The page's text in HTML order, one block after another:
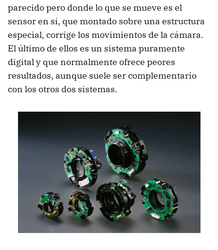
parecido pero donde lo que se mueve es el
sensor en si, que montado sobre una estructura
especial, corrige los movimientos de la cámara.
El último de ellos es un sistema puramente
digital y que normalmente ofrece peores
resultados, aunque suele ser complementario
con los otros dos sistemas.